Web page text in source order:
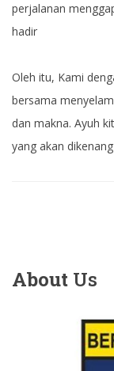
perjalanan
hadir
Oleh itu, Kami
bersama
dan makna. Ayuh
yang akan dikenang
About Us